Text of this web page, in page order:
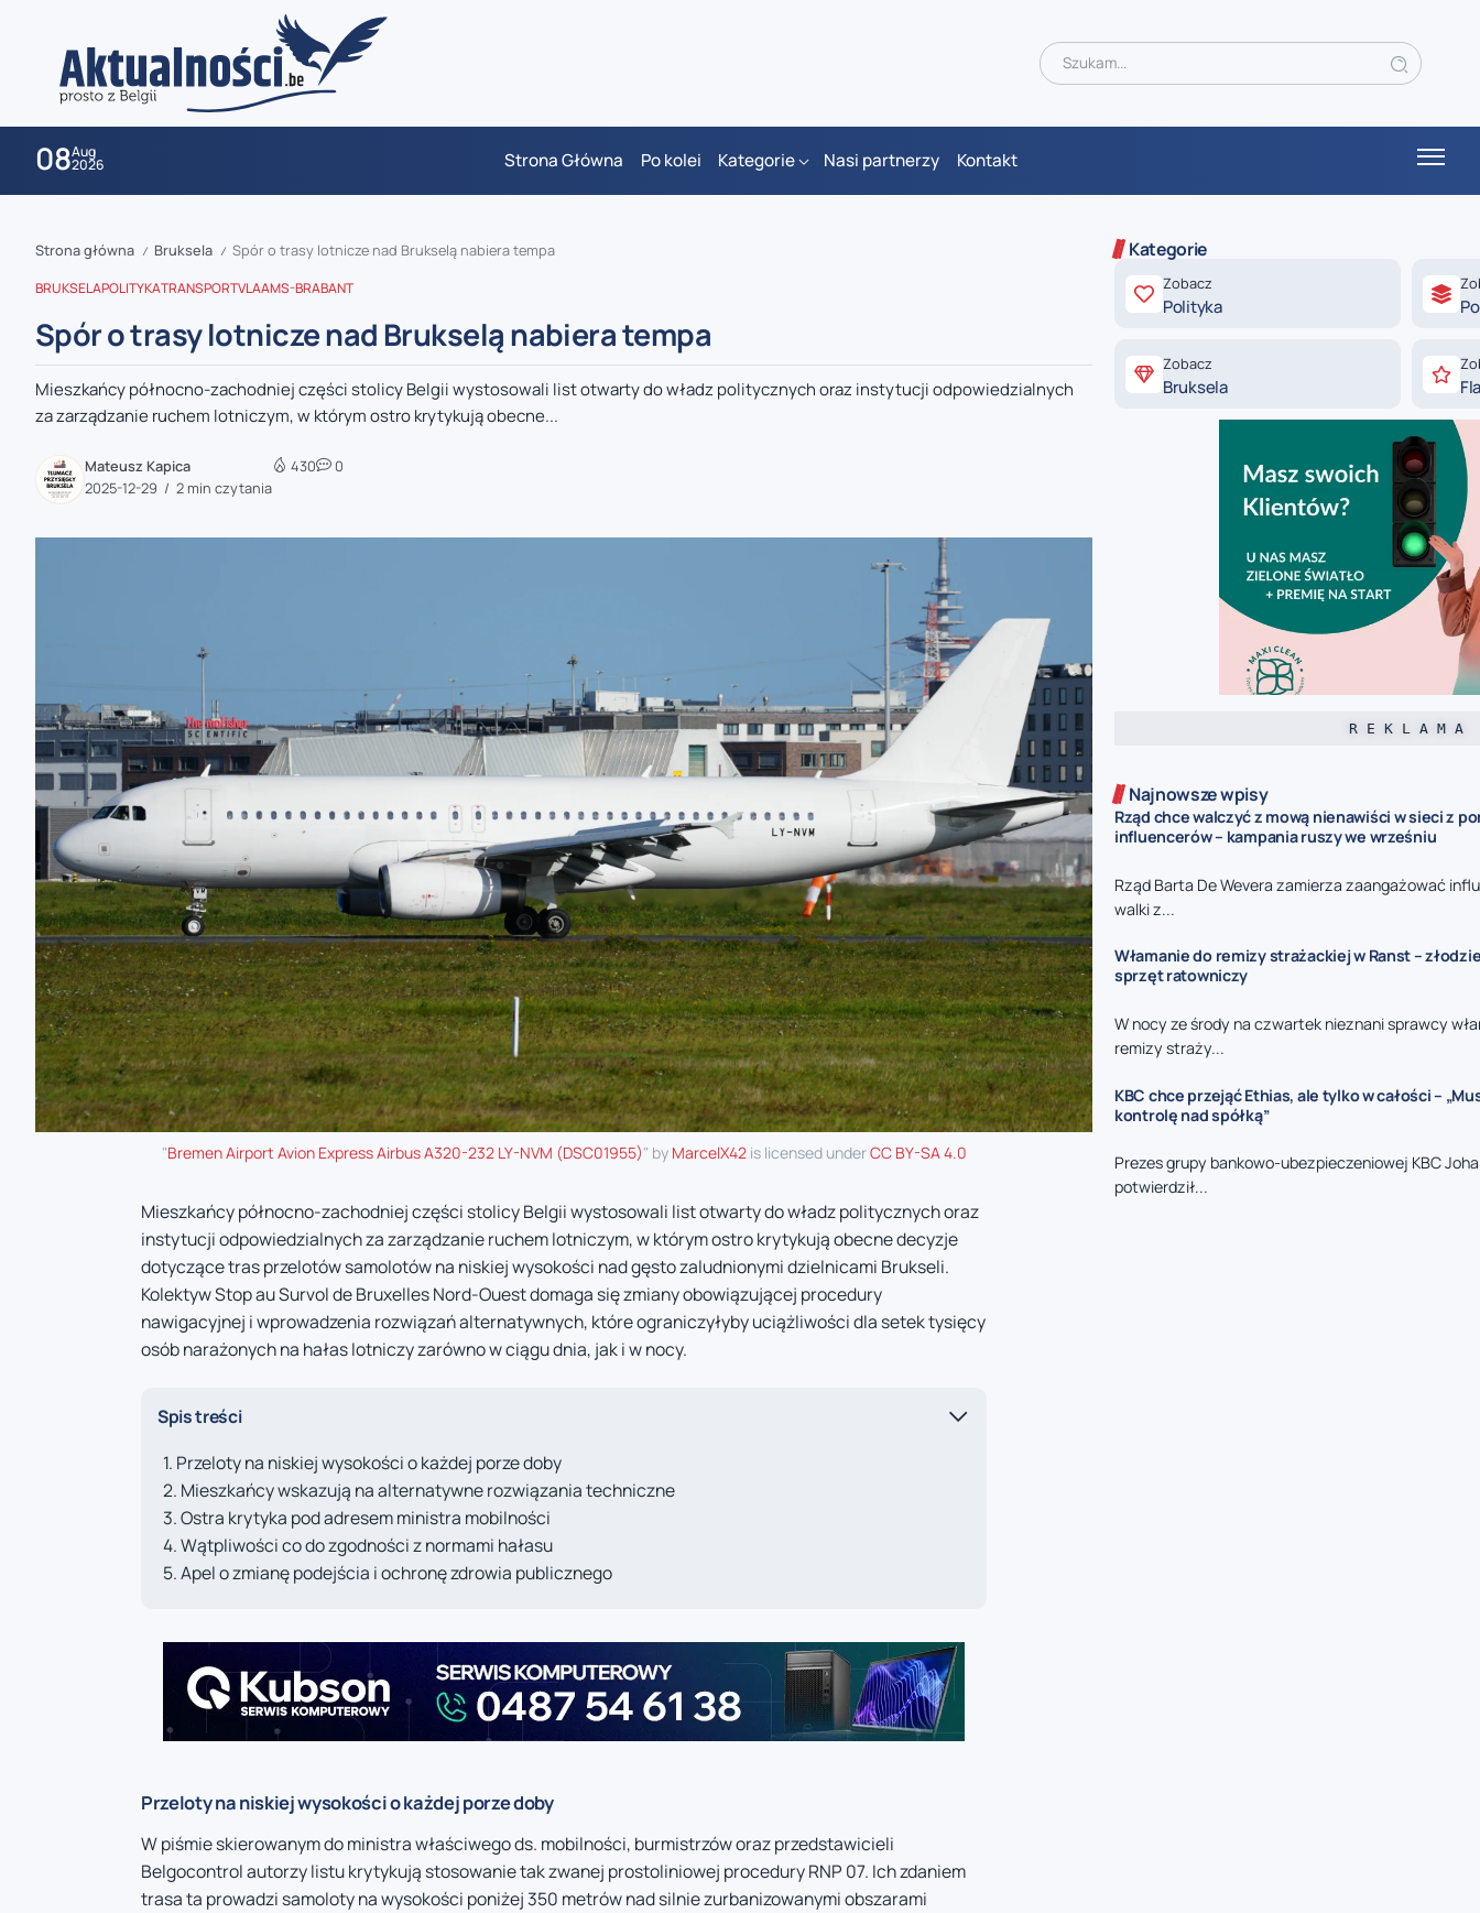
08Aug
2026 Strona Główna Po kolei Kategorie Nasi partnerzy Kontakt
zaobserwuj nas
zaobserwuj nas
Strona główna / Bruksela / Spór o trasy lotnicze nad Brukselą nabiera tempa
BRUKSELAPOLITYKATRANSPORTVLAAMS-BRABANT
Spór o trasy lotnicze nad Brukselą nabiera tempa
Mieszkańcy północno-zachodniej części stolicy Belgii wystosowali list otwarty do władz politycznych oraz instytucji odpowiedzialnych
za zarządzanie ruchem lotniczym, w którym ostro krytykują obecne...
Mateusz Kapica
2025-12-29
2 min czytania
430 0
"Bremen Airport Avion Express Airbus A320-232 LY-NVM (DSC01955)" by MarcelX42is licensed underCC BY-SA 4.0
Mieszkańcy północno-zachodniej części stolicy Belgii wystosowali list otwarty do władz politycznych oraz
instytucji odpowiedzialnych za zarządzanie ruchem lotniczym, w którym ostro krytykują obecne decyzje
dotyczące tras przelotów samolotów na niskiej wysokości nad gęsto zaludnionymi dzielnicami Brukseli.
Kolektyw Stop au Survol de Bruxelles Nord-Ouest domaga się zmiany obowiązującej procedury
nawigacyjnej i wprowadzenia rozwiązań alternatywnych, które ograniczyłyby uciążliwości dla setek tysięcy
osób narażonych na hałas lotniczy zarówno w ciągu dnia, jak i w nocy.
Spis treści
Przeloty na niskiej wysokości o każdej porze doby
Mieszkańcy wskazują na alternatywne rozwiązania techniczne
Ostra krytyka pod adresem ministra mobilności
Wątpliwości co do zgodności z normami hałasu
Apel o zmianę podejścia i ochronę zdrowia publicznego
Przeloty na niskiej wysokości o każdej porze doby
W piśmie skierowanym do ministra właściwego ds. mobilności, burmistrzów oraz przedstawicieli
Belgocontrol autorzy listu krytykują stosowanie tak zwanej prostoliniowej procedury RNP 07. Ich zdaniem
trasa ta prowadzi samoloty na wysokości poniżej 350 metrów nad silnie zurbanizowanymi obszarami
Kategorie
Zobacz
Polityka
Zobacz
Bruksela
R E K L A M A
Najnowsze wpisy
Rząd chce walczyć z mową nienawiści w sieci z
influencerów – kampania ruszy we wrześniu
Rząd Barta De Wevera zamierza zaangażować
walki z...
Włamanie do remizy strażackiej w Ranst –
sprzęt ratowniczy
W nocy ze środy na czwartek nieznani sprawcy
remizy straży...
KBC chce przejąć Ethias, ale tylko w całości –
kontrolę nad spółką”
Prezes grupy bankowo-ubezpieczeniowej KBC
potwierdził...